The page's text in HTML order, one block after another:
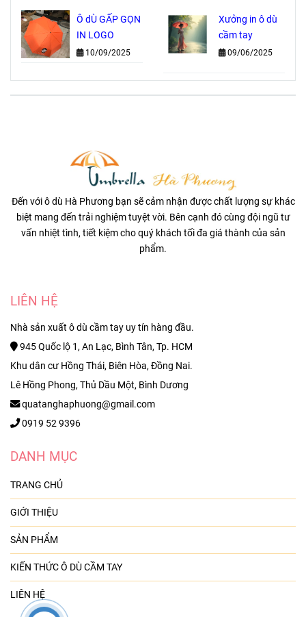
Ô dÙ GẤP GỌN
IN LOGO
10/09/2025
Xưởng in ô dù
cầm tay
09/06/2025
Đến với ô dù Hà Phương bạn sẽ cảm nhận được chất lượng sự khác
biệt mang đến trải nghiệm tuyệt vời. Bên cạnh đó cùng đội ngũ tư
vấn nhiệt tình, tiết kiệm cho quý khách tối đa giá thành của sản
phẩm.
LIÊN HỆ
Nhà sản xuất ô dù cầm tay uy tín hàng đầu.
945 Quốc lộ 1, An Lạc, Bình Tân, Tp. HCM
Khu dân cư Hồng Thái, Biên Hòa, Đồng Nai.
Lê Hồng Phong, Thủ Dầu Một, Bình Dương
quatanghaphuong@gmail.com
0919 52 9396
DANH MỤC
TRANG CHỦ
GIỚI THIỆU
SẢN PHẨM
KIẾN THỨC Ô DÙ CẦM TAY
LIÊN HỆ